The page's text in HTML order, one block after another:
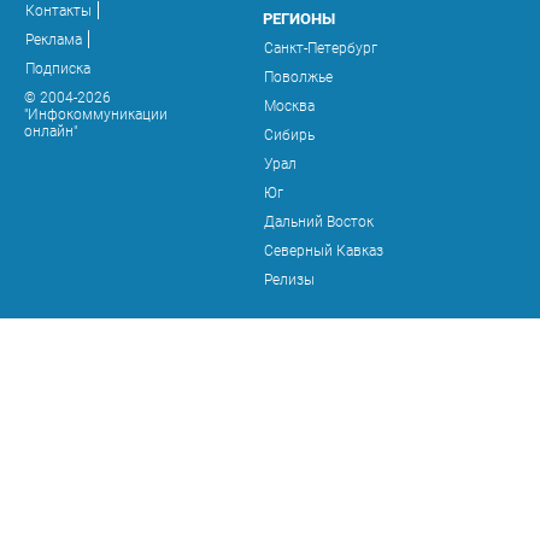
Контакты
Реклама
Подписка
© 2004-2026
"Инфокоммуникации
онлайн"
РЕГИОНЫ
Санкт-Петербург
Поволжье
Москва
Сибирь
Урал
Юг
Дальний Восток
Северный Кавказ
Релизы